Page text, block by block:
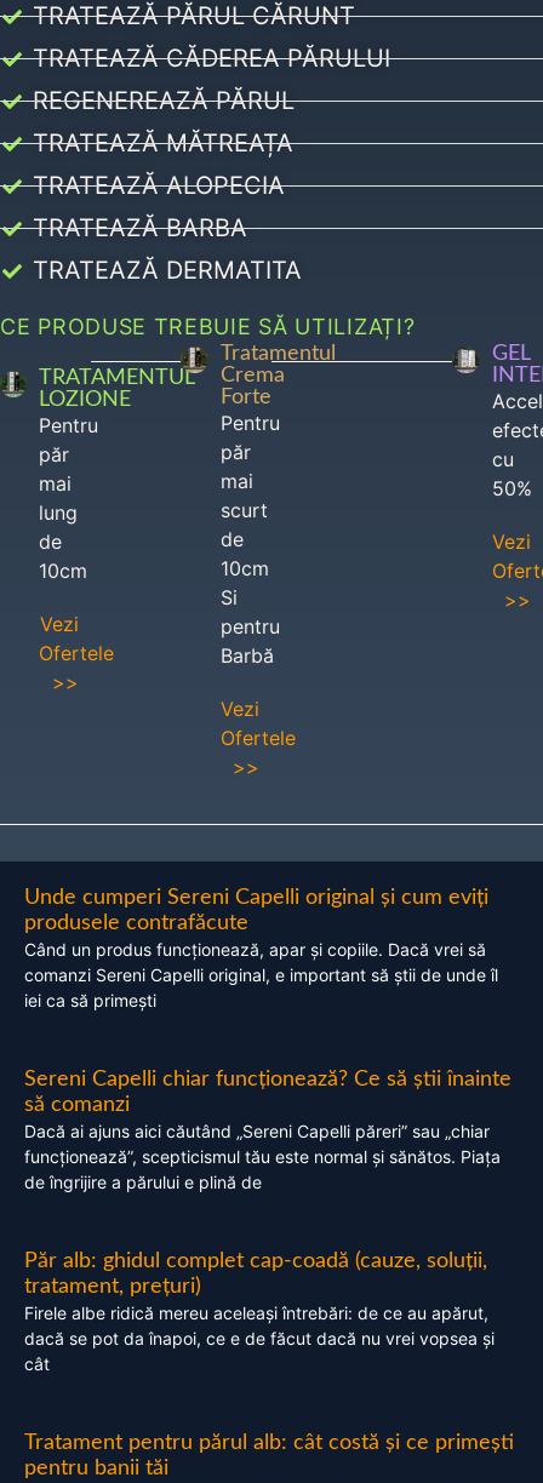
TRATEAZĂ PĂRUL CĂRUNT
TRATEAZĂ CĂDEREA PĂRULUI
REGENEREAZĂ PĂRUL
TRATEAZĂ MĂTREAȚA
TRATEAZĂ ALOPECIA
TRATEAZĂ BARBA
TRATEAZĂ DERMATITA
CE PRODUSE TREBUIE SĂ UTILIZAȚI?
TRATAMENTUL
LOZIONE
Pentru
păr
mai
lung
de
10cm
Vezi
Ofertele
>>
Tratamentul
Crema
Forte
Pentru
păr
mai
scurt
de
10cm
Si
pentru
Barbă
Vezi
Ofertele
>>
GEL
cu
50%
Vezi
>>
Unde cumperi Sereni Capelli original și cum eviți
produsele contrafăcute
Când un produs funcționează, apar și copiile. Dacă vrei să
comanzi Sereni Capelli original, e important să știi de unde îl
iei ca să primești
Sereni Capelli chiar funcționează? Ce să știi înainte
să comanzi
Dacă ai ajuns aici căutând „Sereni Capelli păreri” sau „chiar
funcționează”, scepticismul tău este normal și sănătos. Piața
de îngrijire a părului e plină de
Păr alb: ghidul complet cap-coadă (cauze, soluții,
tratament, prețuri)
Firele albe ridică mereu aceleași întrebări: de ce au apărut,
dacă se pot da înapoi, ce e de făcut dacă nu vrei vopsea și
cât
Tratament pentru părul alb: cât costă și ce primești
pentru banii tăi